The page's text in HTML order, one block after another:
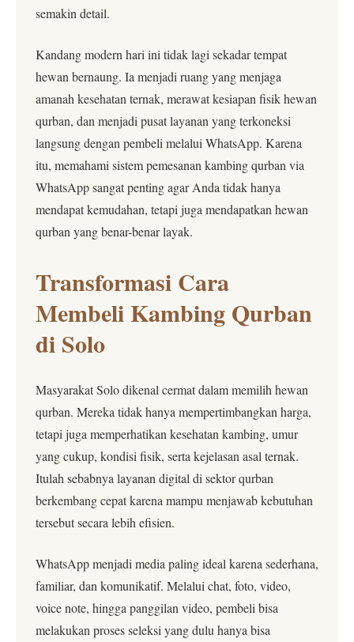
semakin detail.
Kandang modern hari ini tidak lagi sekadar tempat
hewan bernaung. Ia menjadi ruang yang menjaga
amanah kesehatan ternak, merawat kesiapan fisik hewan
qurban, dan menjadi pusat layanan yang terkoneksi
langsung dengan pembeli melalui WhatsApp. Karena
itu, memahami sistem pemesanan kambing qurban via
WhatsApp sangat penting agar Anda tidak hanya
mendapat kemudahan, tetapi juga mendapatkan hewan
qurban yang benar-benar layak.
Transformasi Cara
Membeli Kambing Qurban
di Solo
Masyarakat Solo dikenal cermat dalam memilih hewan
qurban. Mereka tidak hanya mempertimbangkan harga,
tetapi juga memperhatikan kesehatan kambing, umur
yang cukup, kondisi fisik, serta kejelasan asal ternak.
Itulah sebabnya layanan digital di sektor qurban
berkembang cepat karena mampu menjawab kebutuhan
tersebut secara lebih efisien.
WhatsApp menjadi media paling ideal karena sederhana,
familiar, dan komunikatif. Melalui chat, foto, video,
voice note, hingga panggilan video, pembeli bisa
melakukan proses seleksi yang dulu hanya bisa